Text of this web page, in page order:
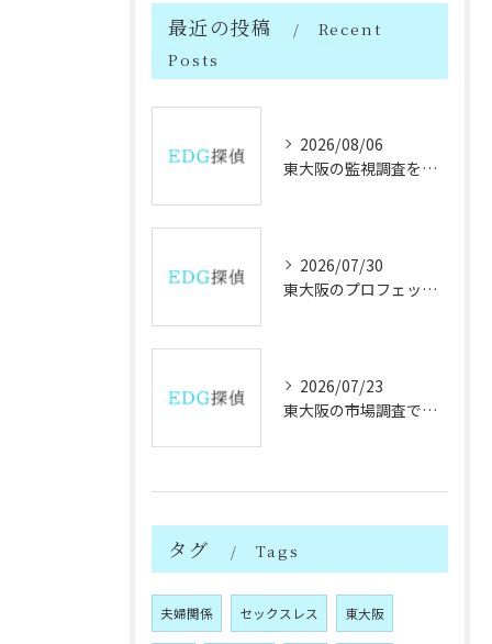
最近の投稿
Recent
Posts
2026/08/06
東大阪の監視調査を大阪府で行う際の実務ポイントと探偵活用時の条例注意点
2026/07/30
東大阪のプロフェッショナル探偵と信頼できる人物情報の見極め方
2026/07/23
東大阪の市場調査で大阪府製造業の成長と課題を徹底分析
タグ Tags
夫婦関係 セックスレス 東大阪